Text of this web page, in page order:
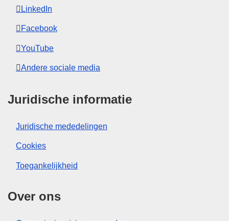
LinkedIn
Facebook
YouTube
Andere sociale media
Juridische informatie
Juridische mededelingen
Cookies
Toegankelijkheid
Over ons